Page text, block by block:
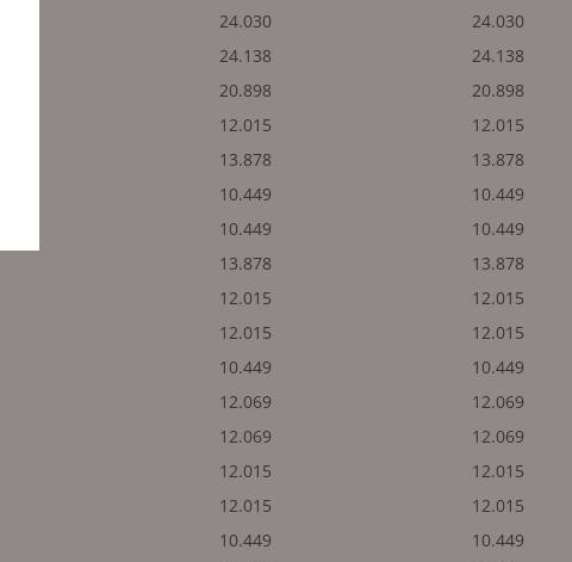
24.030
24.030
24.138
24.138
20.898
20.898
12.015
12.015
13.878
13.878
10.449
10.449
10.449
10.449
13.878
13.878
12.015
12.015
12.015
12.015
10.449
10.449
12.069
12.069
12.069
12.069
12.015
12.015
12.015
12.015
10.449
10.449